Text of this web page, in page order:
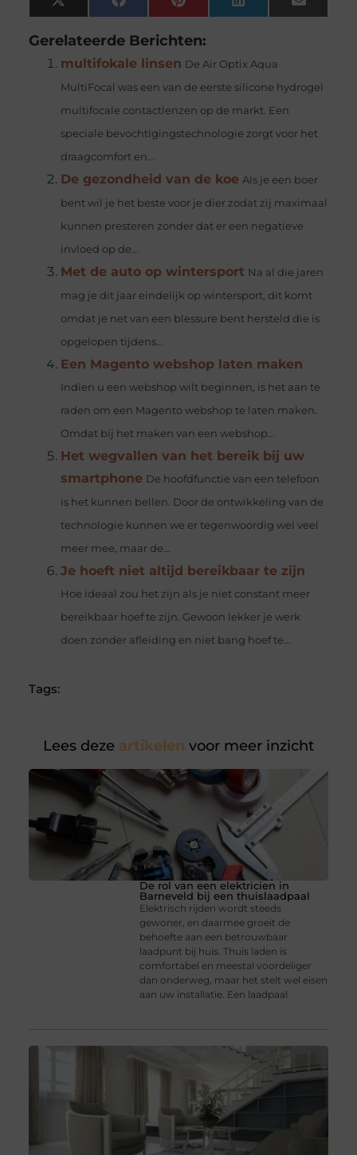
X
(Twitter)
FacebookPinterest LinkedIn Email
Gerelateerde Berichten:
multifokale linsen De Air Optix Aqua
MultiFocal was een van de eerste silicone hydrogel
multifocale contactlenzen op de markt. Een
speciale bevochtigingstechnologie zorgt voor het
draagcomfort en...
De gezondheid van de koe Als je een boer
bent wil je het beste voor je dier zodat zij maximaal
kunnen presteren zonder dat er een negatieve
invloed op de...
Met de auto op wintersport Na al die jaren
mag je dit jaar eindelijk op wintersport, dit komt
omdat je net van een blessure bent hersteld die is
opgelopen tijdens...
Een Magento webshop laten maken
Indien u een webshop wilt beginnen, is het aan te
raden om een Magento webshop te laten maken.
Omdat bij het maken van een webshop...
Het wegvallen van het bereik bij uw
smartphone De hoofdfunctie van een telefoon
is het kunnen bellen. Door de ontwikkeling van de
technologie kunnen we er tegenwoordig wel veel
meer mee, maar de...
Je hoeft niet altijd bereikbaar te zijn
Hoe ideaal zou het zijn als je niet constant meer
bereikbaar hoef te zijn. Gewoon lekker je werk
doen zonder afleiding en niet bang hoef te...
Tags:
Lees deze artikelen voor meer inzicht
De rol van een elektricien in
Barneveld bij een thuislaadpaal
Elektrisch rijden wordt steeds
gewoner, en daarmee groeit de
behoefte aan een betrouwbaar
laadpunt bij huis. Thuis laden is
comfortabel en meestal voordeliger
dan onderweg, maar het stelt wel eisen
aan uw installatie. Een laadpaal